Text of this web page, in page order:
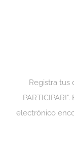
Registra tus
electrónico